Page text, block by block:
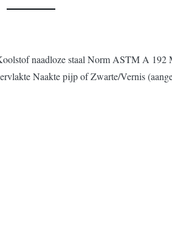
naadloze staal Norm ASTM A 192
Naakte pijp of Zwarte/Vernis